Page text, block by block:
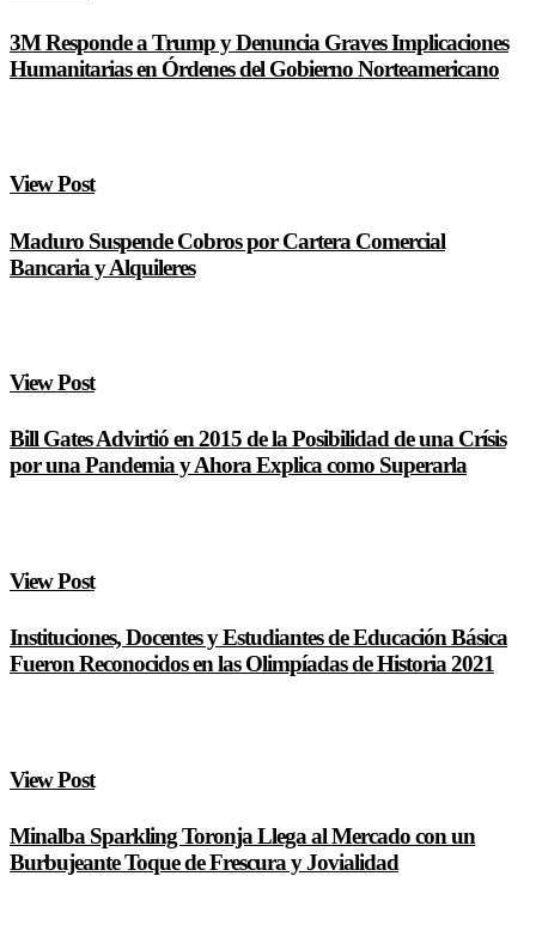
3M Responde a Trump y Denuncia Graves Implicaciones
Humanitarias en Órdenes del Gobierno Norteamericano
View Post
Maduro Suspende Cobros por Cartera Comercial
Bancaria y Alquileres
View Post
Bill Gates Advirtió en 2015 de la Posibilidad de una Crísis
por una Pandemia y Ahora Explica como Superarla
View Post
Instituciones, Docentes y Estudiantes de Educación Básica
Fueron Reconocidos en las Olimpíadas de Historia 2021
View Post
Minalba Sparkling Toronja Llega al Mercado con un
Burbujeante Toque de Frescura y Jovialidad